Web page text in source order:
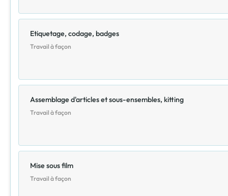
Etiquetage, codage, badges
Travail à façon
Assemblage d'articles et sous-ensembles, kitting
Travail à façon
Mise sous film
Travail à façon